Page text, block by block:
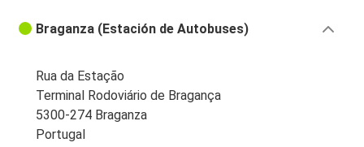
Braganza (Estación de Autobuses)
Rua da Estação
Terminal Rodoviário de Bragança
5300-274 Braganza
Portugal